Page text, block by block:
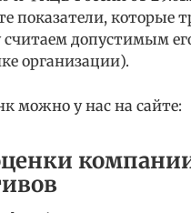
показатели, которые
считаем допустимым
организации).
можно у нас на сайте: